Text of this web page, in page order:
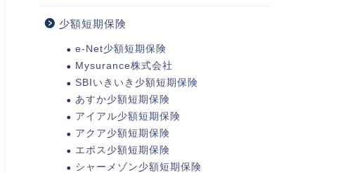
少額短期保険
e-Net少額短期保険
Mysurance株式会社
SBIいきいき少額短期保険
あすか少額短期保険
アイアル少額短期保険
アクア少額短期保険
エポス少額短期保険
シャーメゾン少額短期保険